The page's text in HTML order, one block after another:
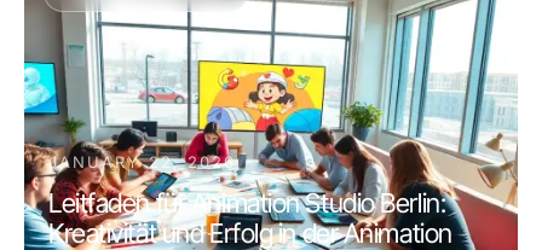
JANUARY 22, 2026
Leitfaden für Animation Studio Berlin:
Kreativität und Erfolg in der Animation